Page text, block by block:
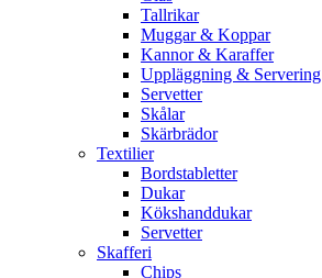
Tallrikar
Muggar & Koppar
Kannor & Karaffer
Uppläggning & Servering
Servetter
Skålar
Skärbrädor
Textilier
Bordstabletter
Dukar
Kökshanddukar
Servetter
Skafferi
Chips